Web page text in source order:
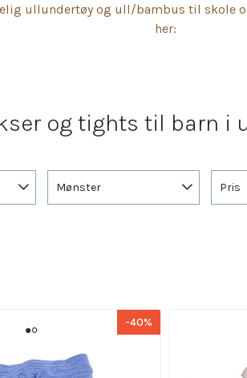
ullundertøy og ull/bambus til skole
her:
og tights til barn i
Mønster Pris
-40%